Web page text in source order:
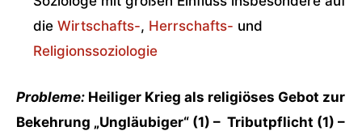
die Wirtschafts-, Herrschafts- und
Religionssoziologie
Probleme: Heiliger Krieg als religiöses Gebot zur
Bekehrung „Ungläubiger“ (1) – Tributpflicht (1) –